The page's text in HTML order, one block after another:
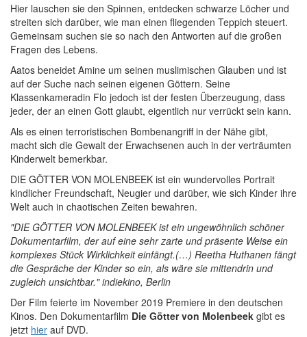
Hier lauschen sie den Spinnen, entdecken schwarze Löcher und
streiten sich darüber, wie man einen fliegenden Teppich steuert.
Gemeinsam suchen sie so nach den Antworten auf die großen
Fragen des Lebens.
Aatos beneidet Amine um seinen muslimischen Glauben und ist
auf der Suche nach seinen eigenen Göttern. Seine
Klassenkameradin Flo jedoch ist der festen Überzeugung, dass
jeder, der an einen Gott glaubt, eigentlich nur verrückt sein kann.
Als es einen terroristischen Bombenangriff in der Nähe gibt,
macht sich die Gewalt der Erwachsenen auch in der verträumten
Kinderwelt bemerkbar.
DIE GÖTTER VON MOLENBEEK ist ein wundervolles Portrait
kindlicher Freundschaft, Neugier und darüber, wie sich Kinder ihre
Welt auch in chaotischen Zeiten bewahren.
"DIE GÖTTER VON MOLENBEEK ist ein ungewöhnlich schöner
Dokumentarfilm, der auf eine sehr zarte und präsente Weise ein
komplexes Stück Wirklichkeit einfängt.(…) Reetha Huthanen fängt
die Gespräche der Kinder so ein, als wäre sie mittendrin und
zugleich unsichtbar."indiekino, Berlin
Der Film feierte im November 2019 Premiere in den deutschen
Kinos. Den Dokumentarfilm Die Götter von Molenbeek gibt es
jetzt hier auf DVD.